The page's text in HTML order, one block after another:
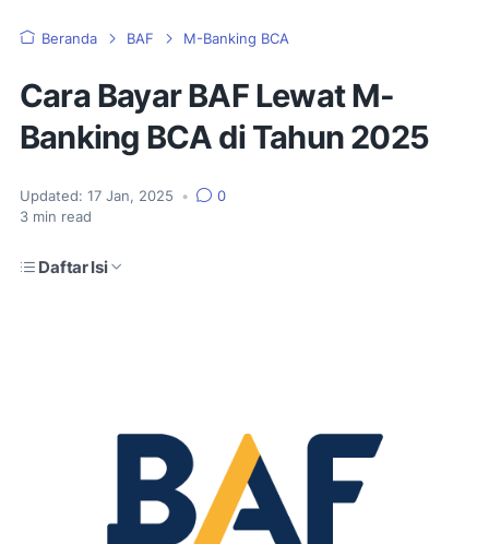
Beranda BAF M-Banking BCA
Cara Bayar BAF Lewat M-
Banking BCA di Tahun 2025
Updated: 17 Jan, 2025 •
0
3 min read
Daftar Isi